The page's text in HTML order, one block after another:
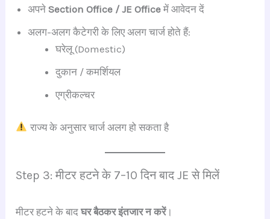
अपनेSection Office / JE Office में आवेदन दें
अलग-अलग कैटेगरी के लिए अलग चार्ज होते हैं:
घरेलू (Domestic)
दुकान / कमर्शियल
एग्रीकल्चर
राज्य के अनुसार चार्ज अलग हो सकता है
Step 3: मीटर हटने के 7–10 दिन बाद JE से मिलें
मीटर हटने के बादघर बैठकर इंतजार न करें।